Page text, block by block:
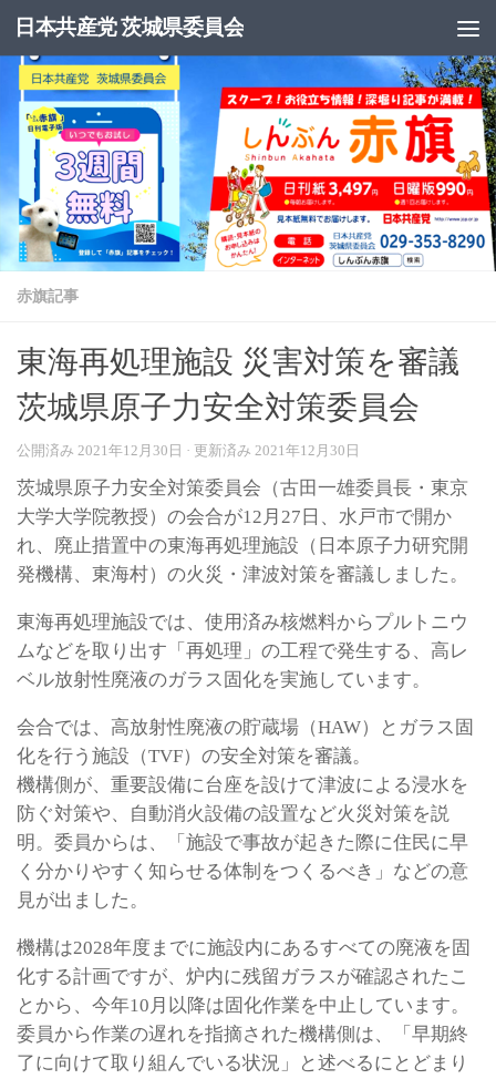
コンテンツへスキップ
日本共産党 茨城県委員会
赤旗記事
東海再処理施設 災害対策を審議
茨城県原子力安全対策委員会
公開済み 2021年12月30日 · 更新済み 2021年12月30日
茨城県原子力安全対策委員会（古田一雄委員長・東京
大学大学院教授）の会合が12月27日、水戸市で開か
れ、廃止措置中の東海再処理施設（日本原子力研究開
発機構、東海村）の火災・津波対策を審議しました。
東海再処理施設では、使用済み核燃料からプルトニウ
ムなどを取り出す「再処理」の工程で発生する、高レ
ベル放射性廃液のガラス固化を実施しています。
会合では、高放射性廃液の貯蔵場（HAW）とガラス固
化を行う施設（TVF）の安全対策を審議。
機構側が、重要設備に台座を設けて津波による浸水を
防ぐ対策や、自動消火設備の設置など火災対策を説
明。委員からは、「施設で事故が起きた際に住民に早
く分かりやすく知らせる体制をつくるべき」などの意
見が出ました。
機構は2028年度までに施設内にあるすべての廃液を固
化する計画ですが、炉内に残留ガラスが確認されたこ
とから、今年10月以降は固化作業を中止しています。
委員から作業の遅れを指摘された機構側は、「早期終
了に向けて取り組んでいる状況」と述べるにとどまり